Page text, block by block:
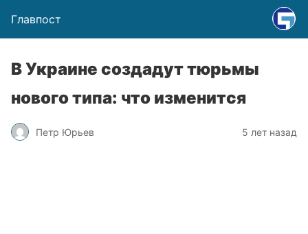
Главпост
В Украине создадут тюрьмы
нового типа: что изменится
Петр Юрьев 5 лет назад